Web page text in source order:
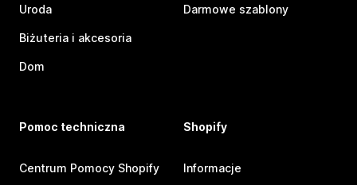
Uroda
Biżuteria i akcesoria
Dom
Darmowe szablony
Pomoc techniczna
Centrum Pomocy Shopify
Shopify
Informacje